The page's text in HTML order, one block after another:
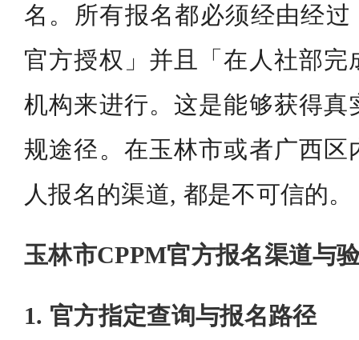
名。所有报名都必须经由经过
官方授权」并且「在人社部完
机构来进行。这是能够获得真
规途径。在玉林市或者广西区
人报名的渠道, 都是不可信的。
玉林市CPPM官方报名渠道与
1. 官方指定查询与报名路径